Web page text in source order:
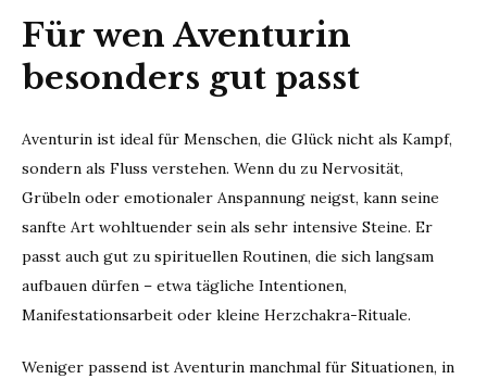
Für wen Aventurin
besonders gut passt
Aventurin ist ideal für Menschen, die Glück nicht als Kampf,
sondern als Fluss verstehen. Wenn du zu Nervosität,
Grübeln oder emotionaler Anspannung neigst, kann seine
sanfte Art wohltuender sein als sehr intensive Steine. Er
passt auch gut zu spirituellen Routinen, die sich langsam
aufbauen dürfen – etwa tägliche Intentionen,
Manifestationsarbeit oder kleine Herzchakra-Rituale.
Weniger passend ist Aventurin manchmal für Situationen, in